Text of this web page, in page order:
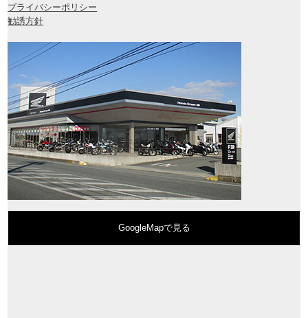
プライバシーポリシー
勧誘方針
GoogleMapで見る